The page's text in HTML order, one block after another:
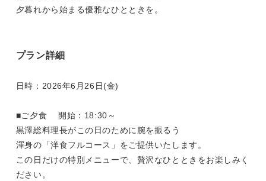
夕暮れから始まる優雅なひとときを。
プラン詳細
日時：2026年6月26日(金)
■ご夕食 開始：18:30～
黒澤総料理長がこの日のために腕を振るう
渾身の「洋食フルコース」をご提供いたします。
この日だけの特別メニューで、贅沢なひとときをお楽しみく
ださい。